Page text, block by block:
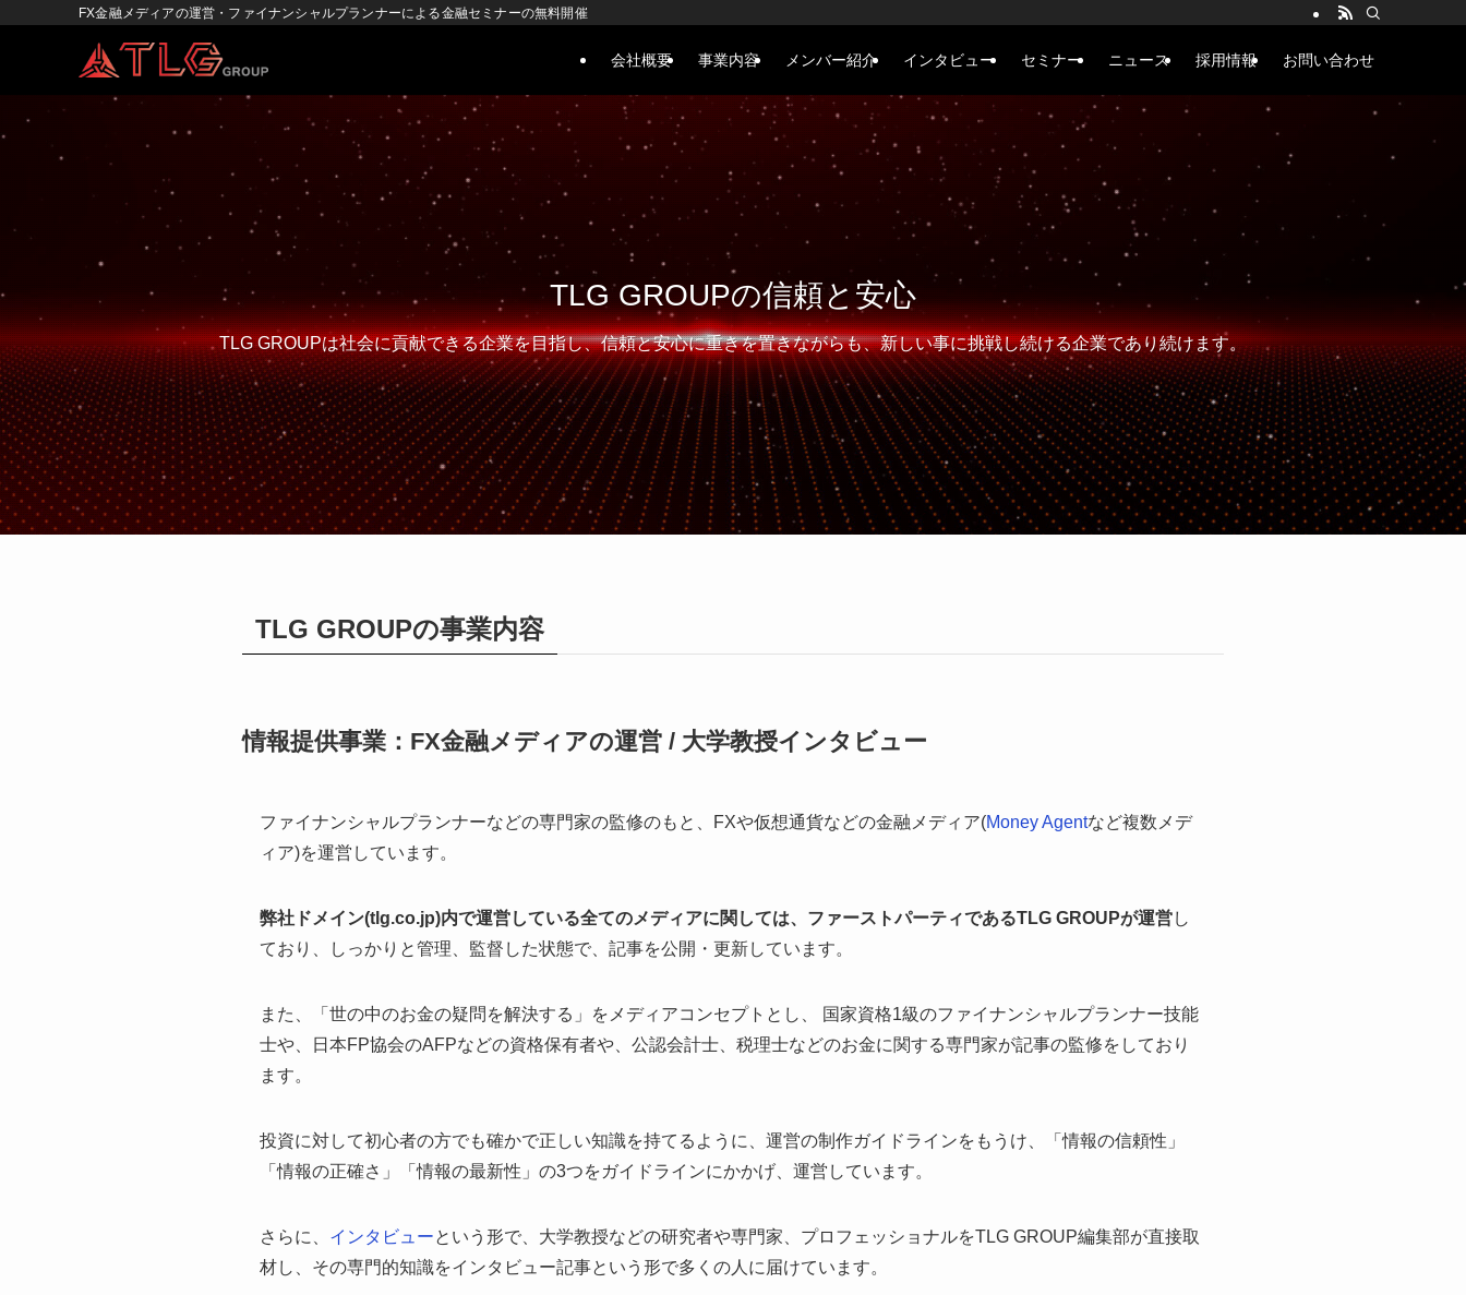
FX金融メディアの運営・ファイナンシャルプランナーによる金融セミナーの無料開催
会社概要 事業内容 メンバー紹介 インタビュー セミナー ニュース 採用情報 お問い合わせ
TLG GROUPの信頼と安心
TLG GROUPは社会に貢献できる企業を目指し、信頼と安心に重きを置きながらも、新しい事に挑戦し続ける企業であり続けます。
TLG GROUPの事業内容
情報提供事業：FX金融メディアの運営 / 大学教授インタビュー
ファイナンシャルプランナーなどの専門家の監修のもと、FXや仮想通貨などの金融メディア(Money Agentなど複数メデ
ィア)を運営しています。
弊社ドメイン(tlg.co.jp)内で運営している全てのメディアに関しては、ファーストパーティであるTLG GROUPが運営し
ており、しっかりと管理、監督した状態で、記事を公開・更新しています。
また、「世の中のお金の疑問を解決する」をメディアコンセプトとし、 国家資格1級のファイナンシャルプランナー技能
士や、日本FP協会のAFPなどの資格保有者や、公認会計士、税理士などのお金に関する専門家が記事の監修をしており
ます。
投資に対して初心者の方でも確かで正しい知識を持てるように、運営の制作ガイドラインをもうけ、「情報の信頼性」
「情報の正確さ」「情報の最新性」の3つをガイドラインにかかげ、運営しています。
さらに、 インタビューという形で、大学教授などの研究者や専門家、プロフェッショナルをTLG GROUP編集部が直接取
材し、その専門的知識をインタビュー記事という形で多くの人に届けています。